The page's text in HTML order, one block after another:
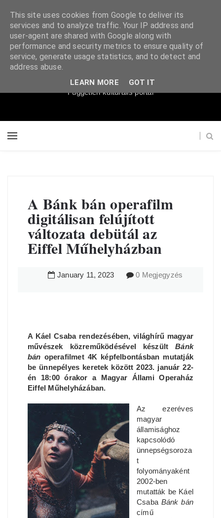
Súgópéldány
Független kulturális portál
A Bánk bán operafilm
digitálisan felújított
változata debütál az
Eiffel Műhelyházban
January 11, 2023 0 Megjegyzés
A Káel Csaba rendezésében, világhírű magyar
művészek közreműködésével készültBánk
bán operafilmet 4K képfelbontásban mutatják
be ünnepélyes keretek között 2023. január 22-
én 18:00 órakor a Magyar Állami Operaház
Eiffel Műhelyházában.
Az ezeréves
magyar
államisághoz
kapcsolódó
ünnepségsoroza
t
folyományaként
2002-ben
mutatták be Káel
Csaba Bánk bán
című
This site uses cookies from Google to deliver its
services and to analyze traffic. Your IP address and
user-agent are shared with Google along with
performance and security metrics to ensure quality of
service, generate usage statistics, and to detect and
address abuse.
LEARN MORE GOT IT